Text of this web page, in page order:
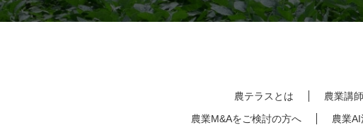
農テラスとは 農業講
農業M&Aをご検討の方へ
農業